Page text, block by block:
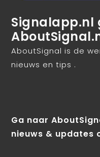
Signalapp.nl
AboutSignal is de
nieuws en tips .
Ga naar
nieuws & updates